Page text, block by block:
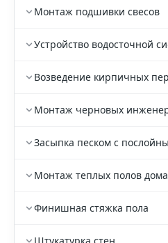
Монтаж подшивки свесов
Устройство водосточной
Возведение кирпичных
Монтаж черновых
Засыпка песком с
Монтаж теплых полов
Финишная стяжка пола